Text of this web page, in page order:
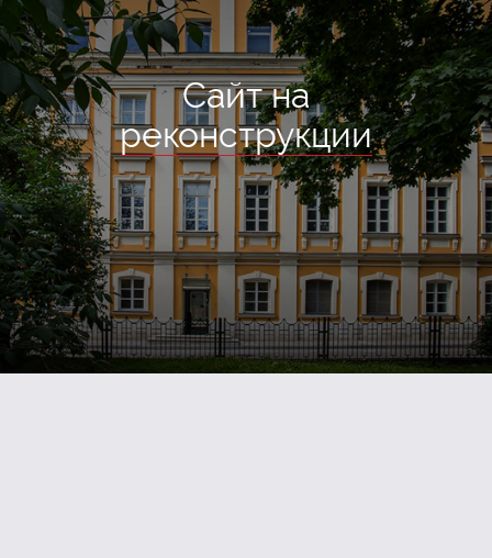
Сайт на
реконструкции